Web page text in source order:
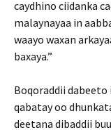
caydhino ciidanka
malaynayaa in
waayo waxan
baxaya.”
Boqoraddii dabeeto
qabatay oo
deetana dibaddii